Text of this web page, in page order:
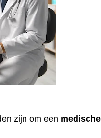
zijn om een medische